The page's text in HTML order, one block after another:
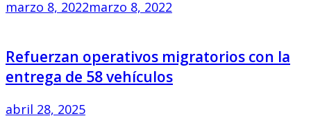
marzo 8, 2022marzo 8, 2022
Refuerzan operativos migratorios con la
entrega de 58 vehículos
abril 28, 2025